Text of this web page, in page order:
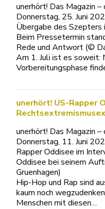
unerhört! Das Magazin
Donnerstag, 25. Juni
Übergabe des Szepters
Beim Pressetermin
Rede und Antwort (©
Am 1. Juli ist es soweit:
Vorbereitungsphase
unerhört! US-Rapper
unerhört! Das Magazin
Donnerstag, 11. Juni
Rapper Oddisee im
Oddisee bei seinem
Gruenhagen)
Hip-Hop und Rap sind
kaum noch
Menschen mit diesen…